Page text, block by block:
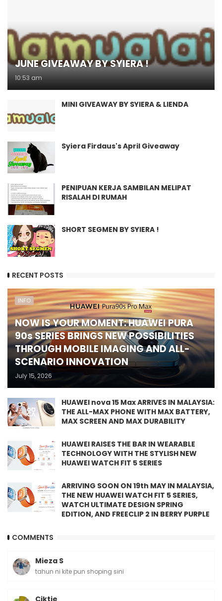
JUNE GIVEAWAY BY SYIERA !
10:53 am
MINI GIVEAWAY BY SYIERA & LIENDA
Syiera Firdaus's April Giveaway
PENIPUAN KERJA SAMBILAN MELIPAT
RISALAH DI RUMAH
SHORT SEGMEN BY SYIERA !
RECENT POSTS
INFO
NOW IS YOUR MOMENT: HUAWEI PURA
90s SERIES BRINGS NEW POSSIBILITIES
THROUGH MOBILE IMAGING AND ALL-
SCENARIO INNOVATION
July 15, 2026
HUAWEI nova 15 Max ARRIVES IN MALAYSIA:
THE ALL-MAX PHONE WITH MAX BATTERY,
MAX SCREEN AND MAX DURABILITY
HUAWEI RAISES THE BAR IN WEARABLE
TECHNOLOGY WITH THE STYLISH NEW
HUAWEI WATCH FIT 5 SERIES
ARRIVING SOON ON 19th MAY IN MALAYSIA,
THE NEW HUAWEI WATCH FIT 5 SERIES,
WATCH ULTIMATE DESIGN SPRING
EDITION, AND FREECLIP 2 IN BERRY PURPLE
COMMENTS
Mieza S
tahun ni kite pun shoping sini